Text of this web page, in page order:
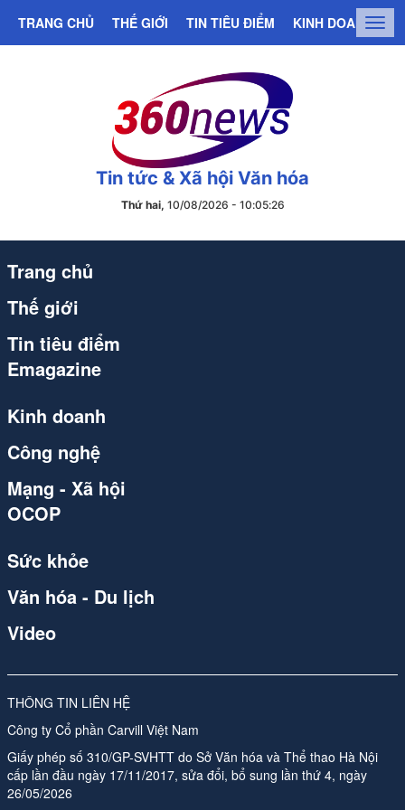
TRANG CHỦ THẾ GIỚI TIN TIÊU ĐIỂM KINH DOANH
Tin tức & Xã hội Văn hóa
Thứ hai, 10/08/2026 - 10:05:26
THÔNG TIN LIÊN HỆ
Công ty Cổ phần Carvill Việt Nam
Giấy phép số 310/GP-SVHTT do Sở Văn hóa và Thể thao Hà Nội
cấp lần đầu ngày 17/11/2017, sửa đổi, bổ sung lần thứ 4, ngày
26/05/2026
Trang chủ
Thế giới
Tin tiêu điểm
Emagazine
Kinh doanh
Công nghệ
Mạng - Xã hội
OCOP
Sức khỏe
Văn hóa - Du lịch
Video